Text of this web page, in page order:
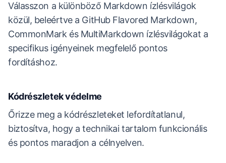
Válasszon a különböző Markdown ízlésvilágok
közül, beleértve a GitHub Flavored Markdown,
CommonMark és MultiMarkdown ízlésvilágokat a
specifikus igényeinek megfelelő pontos
fordításhoz.
Kódrészletek védelme
Őrizze meg a kódrészleteket lefordítatlanul,
biztosítva, hogy a technikai tartalom funkcionális
és pontos maradjon a célnyelven.